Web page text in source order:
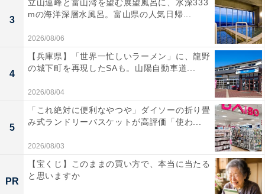
3
立山連峰と富山湾を望む展望風呂に、水深333
mの海洋深層水風呂。富山県の人気日帰...
2026/08/06
4
【兵庫県】「世界一忙しいラーメン」に、龍野
の城下町を再現したSAも。山陽自動車道...
2026/08/04
5
「これ絶対に便利なやつや」ダイソーの折り畳
み式ランドリーバスケットが高評価「使わ...
2026/08/03
PR
【宝くじ】このままの買い方で、本当に当たる
と思いますか